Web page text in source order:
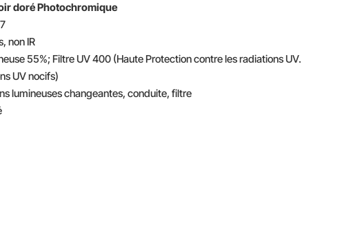
doré Photochromique
non IR
55%; Filtre UV 400 (Haute Protection contre les radiations UV.
UV nocifs)
lumineuses changeantes, conduite, filtre